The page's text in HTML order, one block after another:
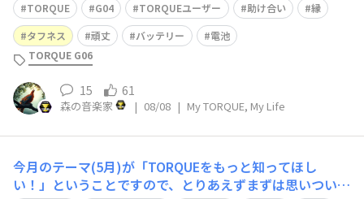
い切ってお声がけしてみました。 その方はTORQUE G04
(ブラック)をお使いでしたが、なんといっても頑丈である
ことが選ばれた第1
TORQUE G04 TORQUEユーザー 助け合い
縁
タフネス
頑丈 バッテリー
電池
TORQUE G06
15 61
森の音楽家 | 08/08 | My TORQUE, My Life
今月のテーマ(5月)が「TORQUEをもっと知ってほし
い！」ということですので、とりあえずまずは思いついた